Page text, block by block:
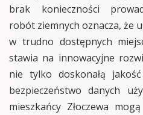
brak konieczności
robót ziemnych oznacza, że
w trudno dostępnych
stawia na innowacyjne
nie tylko doskonałą
bezpieczeństwo danych
mieszkańcy Złoczewa